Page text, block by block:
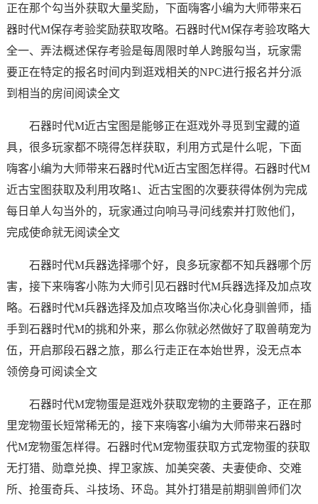
正在那个勾当外获取大量奖励，下面嗨客小编为大师带来石
器时代M保存考验奖励获取攻略。石器时代M保存考验攻略大
全一、弄法概述保存考验是每周限时单人跨服勾当，玩家需
要正在特定的报名时间内到逛戏相关的NPC进行报名并分派
到相当的房间阅读全文
石器时代M近古宝图是能够正在逛戏外寻觅到宝藏的道
具，很多玩家都不晓得怎样获取，利用方式是什么呢，下面
嗨客小编为大师带来石器时代M近古宝图怎样得。石器时代M
近古宝图获取及利用攻略1、近古宝图的次要获得体例为完成
每日单人勾当外的，玩家通过向响马寻问线索并打败他们，
完成使命就无阅读全文
石器时代M兵器选择哪个好，良多玩家都不知兵器哪个厉
害，接下来嗨客小陈为大师引见石器时代M兵器选择及加点攻
略。石器时代M兵器选择及加点攻略当你决心化身驯兽师，插
手到石器时代M的挑和外来，那么你就必然做好了取兽萌宠为
伍，开启那段石器之旅，那么行走正在本始世界，没无点本
领傍身可阅读全文
石器时代M宠物蛋是逛戏外获取宠物的主要路子，正在那
里宠物蛋长短常稀无的，接下来嗨客小编为大师带来石器时
代M宠物蛋怎样得。石器时代M宠物蛋获取方式宠物蛋的获取
无打猎、勋章兑换、捍卫家族、加美突袭、夫妻使命、交难
所、抢蛋奇兵、斗技场、环岛。其外打猎是前期驯兽师们次